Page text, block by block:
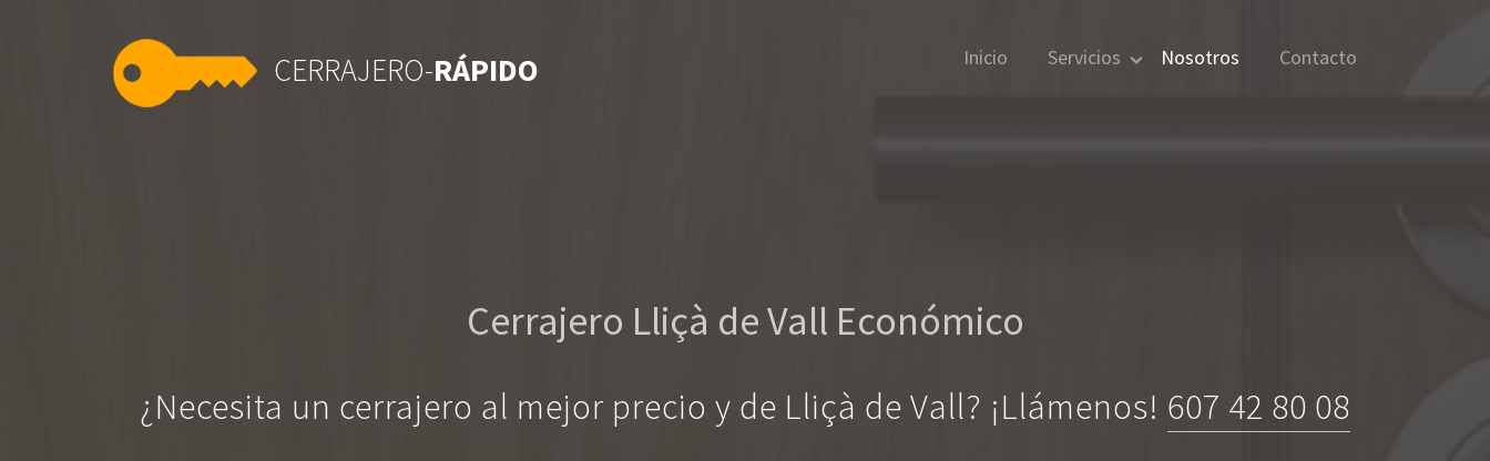
CERRAJERO-RÁPIDO Inicio Servicios Nosotros Contacto
Cerrajero Lliçà de Vall Económico
¿Necesita un cerrajero al mejor precio y de Lliçà de Vall? ¡Llámenos! 607 42 80 08